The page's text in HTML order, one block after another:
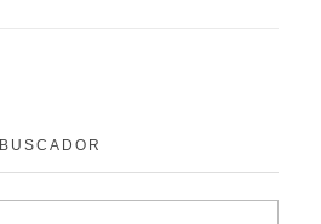
BUSCADOR